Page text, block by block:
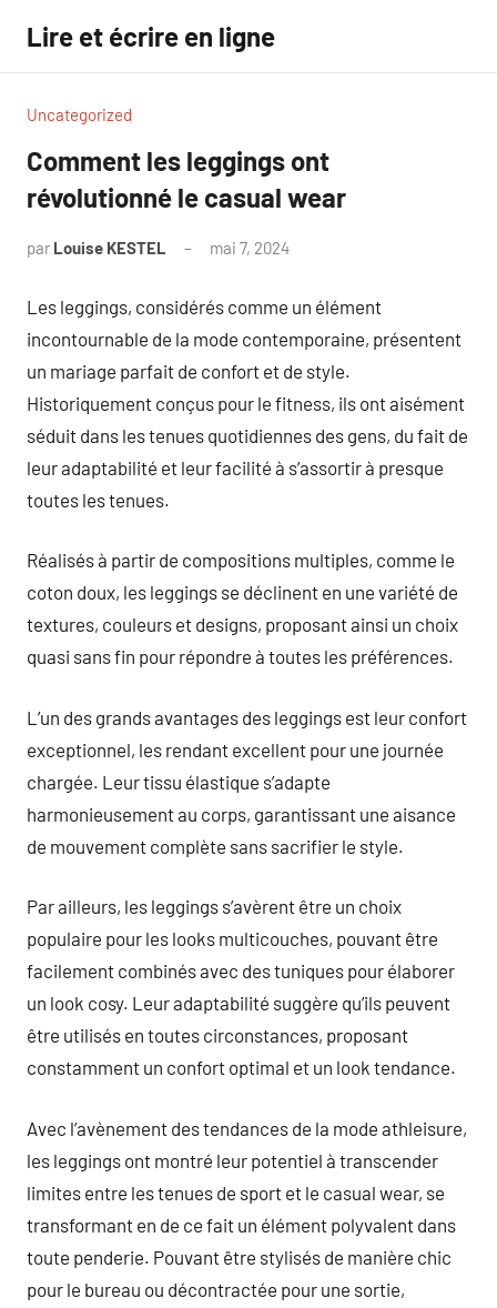
contenu
Lire et écrire en ligne
Uncategorized
Comment les leggings ont
révolutionné le casual wear
par Louise KESTEL mai 7, 2024
Les leggings, considérés comme un élément
incontournable de la mode contemporaine, présentent
un mariage parfait de confort et de style.
Historiquement conçus pour le fitness, ils ont aisément
séduit dans les tenues quotidiennes des gens, du fait de
leur adaptabilité et leur facilité à s’assortir à presque
toutes les tenues.
Réalisés à partir de compositions multiples, comme le
coton doux, les leggings se déclinent en une variété de
textures, couleurs et designs, proposant ainsi un choix
quasi sans fin pour répondre à toutes les préférences.
L’un des grands avantages des leggings est leur confort
exceptionnel, les rendant excellent pour une journée
chargée. Leur tissu élastique s’adapte
harmonieusement au corps, garantissant une aisance
de mouvement complète sans sacrifier le style.
Par ailleurs, les leggings s’avèrent être un choix
populaire pour les looks multicouches, pouvant être
facilement combinés avec des tuniques pour élaborer
un look cosy. Leur adaptabilité suggère qu’ils peuvent
être utilisés en toutes circonstances, proposant
constamment un confort optimal et un look tendance.
Avec l’avènement des tendances de la mode athleisure,
les leggings ont montré leur potentiel à transcender
limites entre les tenues de sport et le casual wear, se
transformant en de ce fait un élément polyvalent dans
toute penderie. Pouvant être stylisés de manière chic
pour le bureau ou décontractée pour une sortie,